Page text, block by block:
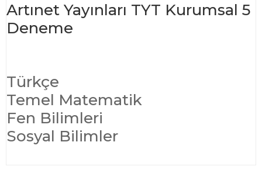
Artınet Yayınları TYT Kurumsal 5
Deneme
Türkçe
Temel Matematik
Fen Bilimleri
Sosyal Bilimler